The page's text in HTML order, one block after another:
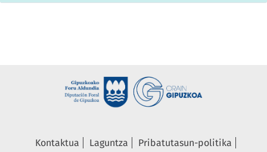
Kontaktua Laguntza
Pribatutasun-politika